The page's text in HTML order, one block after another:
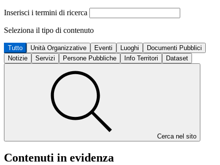
Inserisci i termini di ricerca
Seleziona il tipo di contenuto
Tutto Unità Organizzative Eventi Luoghi
Documenti Pubblici
Notizie
Servizi Persone Pubbliche Info Territori Dataset
Cerca nel sito
Contenuti in evidenza